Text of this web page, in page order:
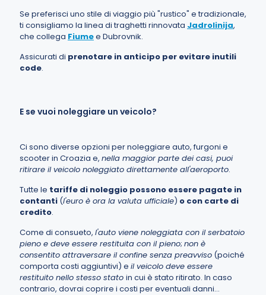
Se preferisci uno stile di viaggio più "rustico" e tradizionale,
ti consigliamo la linea di traghetti rinnovata Jadrolinija,
che collega Fiumee Dubrovnik.
Assicurati di prenotare in anticipo per evitare inutili
code.
E se vuoi noleggiare un veicolo?
Ci sono diverse opzioni per noleggiare auto, furgoni e
scooter in Croazia e, nella maggior parte dei casi, puoi
ritirare il veicolo noleggiato direttamente all'aeroporto.
Tutte le tariffe di noleggio possono essere pagate in
contanti (l'euro è ora la valuta ufficiale) o con carte di
credito.
Come di consueto, l'auto viene noleggiata con il serbatoio
pieno e deve essere restituita con il pieno; non è
consentito attraversare il confine senza preavviso (poiché
comporta costi aggiuntivi) e il veicolo deve essere
restituito nello stesso stato in cui è stato ritirato. In caso
contrario, dovrai coprire i costi per eventuali danni…